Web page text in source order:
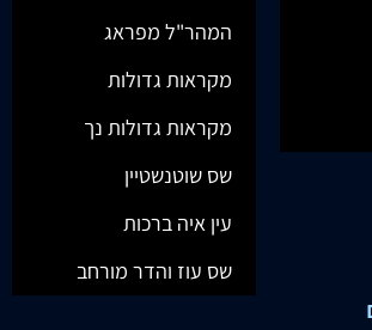
המהר"ל מפראג
מקראות גדולות
מקראות גדולות נך
שס שוטנשטיין
עין איה ברכות
שס עוז והדר מורחב